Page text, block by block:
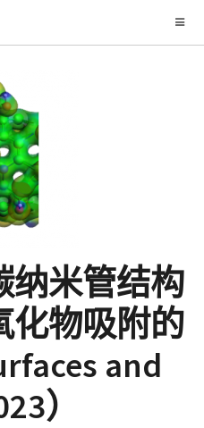
纳米管结构
化物吸附的
and
）